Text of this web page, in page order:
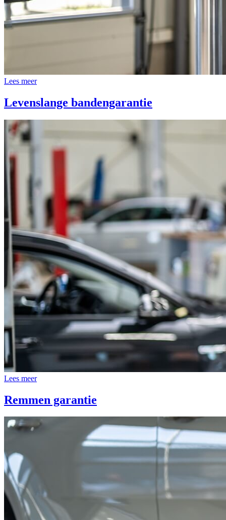
Lees meer
Levenslange bandengarantie
Lees meer
Remmen garantie